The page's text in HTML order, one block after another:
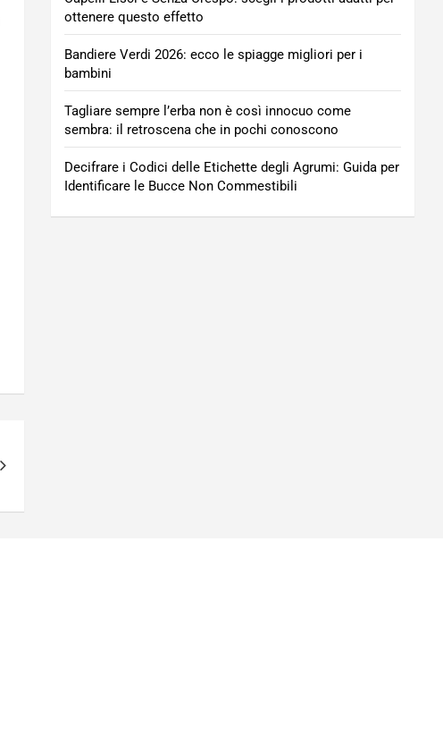
ottenere questo effetto
Bandiere Verdi 2026: ecco le spiagge migliori per i
bambini
Tagliare sempre l’erba non è così innocuo come
sembra: il retroscena che in pochi conoscono
Decifrare i Codici delle Etichette degli Agrumi: Guida per
Identificare le Bucce Non Commestibili